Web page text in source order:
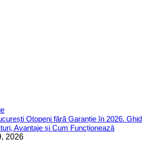
Otopeni fără Garanție în 2026. Ghid
Avantaje și Cum Funcționează
2026